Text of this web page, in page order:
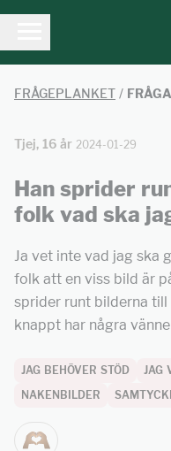
FRÅGEPLANKET / FRÅGA
Tjej, 16 år 2024-01-29
Han sprider
folk vad ska
Ja vet inte vad jag ska
folk att en viss bild är
sprider runt bilderna
knappt har några
JAG BEHÖVER STÖD
JAG
NAKENBILDER